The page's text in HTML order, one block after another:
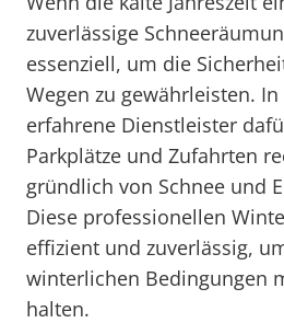
zuverlässige
essenziell, um die
Wegen zu gewährleisten.
erfahrene Dienstleister
Parkplätze und Zufahrten
gründlich von Schnee und
Diese professionellen
effizient und zuverlässig,
winterlichen Bedingungen
halten.